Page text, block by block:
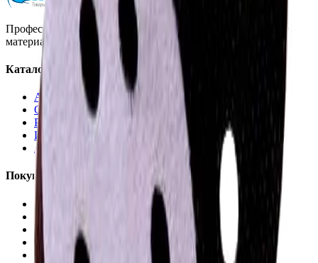
Профессиональная автохимия, оборудование и расходные
материалы для детейлинга.
Каталог
Автохимия
Оборудование
Расходные материалы
Инструменты
Аксессуары
Покупателям
Доставка и оплата
Распродажа
Бренды
О компании